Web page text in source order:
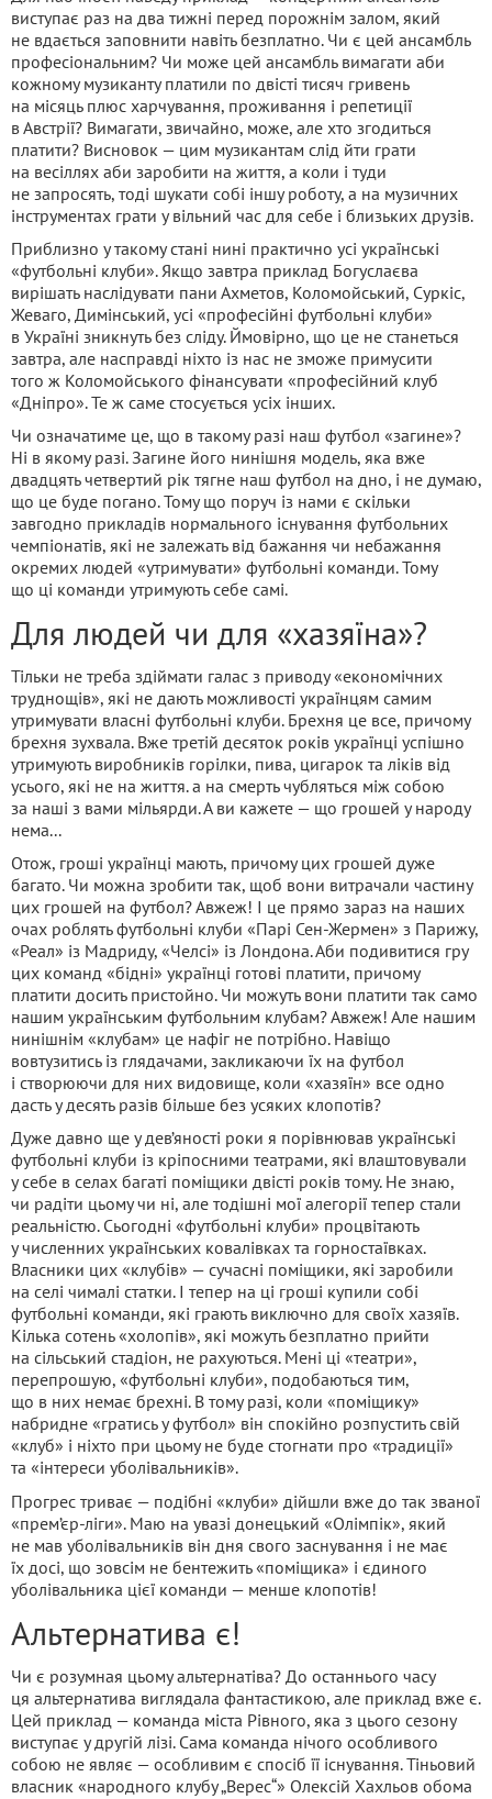
виступає раз на два тижні перед порожнім залом, який
не вдається заповнити навіть безплатно. Чи є цей ансамбль
професіональним? Чи може цей ансамбль вимагати аби
кожному музиканту платили по двісті тисяч гривень
на місяць плюс харчування, проживання і репетиції
в Австрії? Вимагати, звичайно, може, але хто згодиться
платити? Висновок — цим музикантам слід йти грати
на весіллях аби заробити на життя, а коли і туди
не запросять, тоді шукати собі іншу роботу, а на музичних
інструментах грати у вільний час для себе і близьких друзів.
Приблизно у такому стані нині практично усі українські
«футбольні клуби». Якщо завтра приклад Богуслаєва
вирішать наслідувати пани Ахметов, Коломойський, Суркіс,
Жеваго, Димінський, усі «професійні футбольні клуби»
в Україні зникнуть без сліду. Ймовірно, що це не станеться
завтра, але насправді ніхто із нас не зможе примусити
того ж Коломойського фінансувати «професійний клуб
«Дніпро». Те ж саме стосується усіх інших.
Чи означатиме це, що в такому разі наш футбол «загине»?
Ні в якому разі. Загине його нинішня модель, яка вже
двадцять четвертий рік тягне наш футбол на дно, і не думаю,
що це буде погано. Тому що поруч із нами є скільки
завгодно прикладів нормального існування футбольних
чемпіонатів, які не залежать від бажання чи небажання
окремих людей «утримувати» футбольні команди. Тому
що ці команди утримують себе самі.
Для людей чи для «хазяїна»?
Тільки не треба здіймати галас з приводу «економічних
труднощів», які не дають можливості українцям самим
утримувати власні футбольні клуби. Брехня це все, причому
брехня зухвала. Вже третій десяток років українці успішно
утримують виробників горілки, пива, цигарок та ліків від
усього, які не на життя. а на смерть чубляться між собою
за наші з вами мільярди. А ви кажете — що грошей у народу
нема...
Отож, гроші українці мають, причому цих грошей дуже
багато. Чи можна зробити так, щоб вони витрачали частину
цих грошей на футбол? Авжеж! І це прямо зараз на наших
очах роблять футбольні клуби «Парі Сен-Жермен» з Парижу,
«Реал» із Мадриду, «Челсі» із Лондона. Аби подивитися гру
цих команд «бідні» українці готові платити, причому
платити досить пристойно. Чи можуть вони платити так само
нашим українським футбольним клубам? Авжеж! Але нашим
нинішнім «клубам» це нафіг не потрібно. Навіщо
вовтузитись із глядачами, закликаючи їх на футбол
і створюючи для них видовище, коли «хазяїн» все одно
дасть у десять разів більше без усяких клопотів?
Дуже давно ще у дев’яності роки я порівнював українські
футбольні клуби із кріпосними театрами, які влаштовували
у себе в селах багаті поміщики двісті років тому. Не знаю,
чи радіти цьому чи ні, але тодішні мої алегорії тепер стали
реальністю. Сьогодні «футбольні клуби» процвітають
у численних українських ковалівках та горностаївках.
Власники цих «клубів» — сучасні поміщики, які заробили
на селі чималі статки. І тепер на ці гроші купили собі
футбольні команди, які грають виключно для своїх хазяїв.
Кілька сотень «холопів», які можуть безплатно прийти
на сільський стадіон, не рахуються. Мені ці «театри»,
перепрошую, «футбольні клуби», подобаються тим,
що в них немає брехні. В тому разі, коли «поміщику»
набридне «гратись у футбол» він спокійно розпустить свій
«клуб» і ніхто при цьому не буде стогнати про «традиції»
та «інтереси уболівальників».
Прогрес триває — подібні «клуби» дійшли вже до так званої
«прем’єр-ліги». Маю на увазі донецький «Олімпік», який
не мав уболівальників він дня свого заснування і не має
їх досі, що зовсім не бентежить «поміщика» і єдиного
уболівальника цієї команди — менше клопотів!
Альтернатива є!
Чи є розумная цьому альтернатіва? До останнього часу
ця альтернатива виглядала фантастикою, але приклад вже є.
Цей приклад — команда міста Рівного, яка з цього сезону
виступає у другій лізі. Сама команда нічого особливого
собою не являє — особливим є спосіб її існування. Тіньовий
власник «народного клубу „Верес“» Олексій Хахльов обома